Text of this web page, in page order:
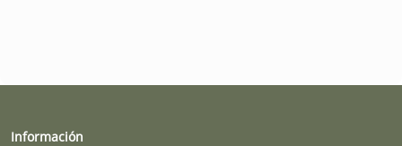
Información